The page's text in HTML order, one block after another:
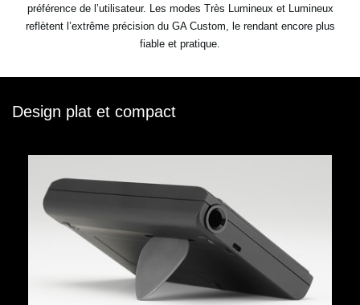
préférence de l’utilisateur. Les modes Très Lumineux et Lumineux
reflètent l’extrême précision du GA Custom, le rendant encore plus
fiable et pratique.
Design plat et compact